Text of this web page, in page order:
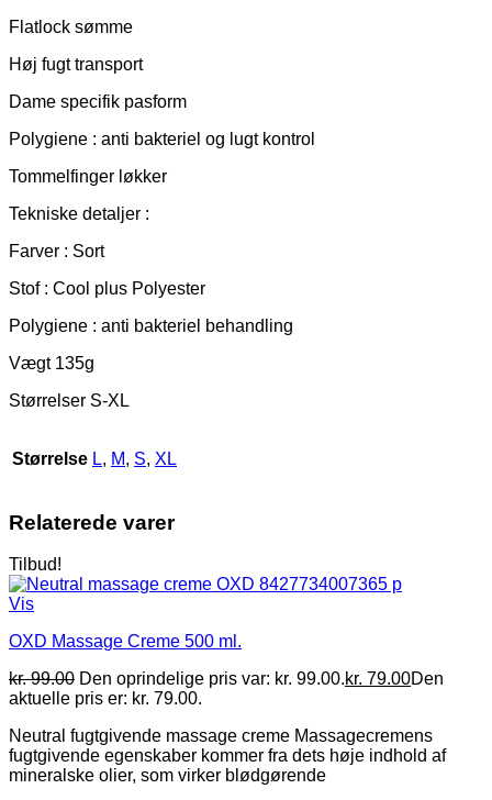
Flatlock sømme
Høj fugt transport
Dame specifik pasform
Polygiene : anti bakteriel og lugt kontrol
Tommelfinger løkker
Tekniske detaljer :
Farver : Sort
Stof : Cool plus Polyester
Polygiene : anti bakteriel behandling
Vægt 135g
Størrelser S-XL
Størrelse L, M, S, XL
Relaterede varer
Tilbud!
Vis
OXD Massage Creme 500 ml.
kr.99.00 Den oprindelige pris var: kr. 99.00.kr. 79.00Den
aktuelle pris er: kr. 79.00.
Neutral fugtgivende massage creme Massagecremens
fugtgivende egenskaber kommer fra dets høje indhold af
mineralske olier, som virker blødgørende